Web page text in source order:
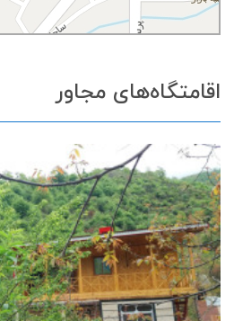
اقامتگاه‌های مجاور